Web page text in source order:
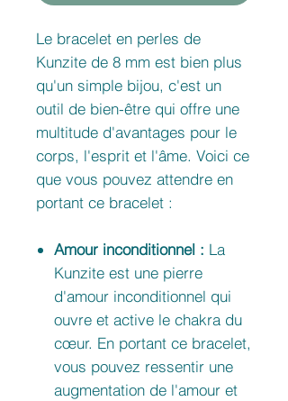
Le bracelet en perles de
Kunzite de 8 mm est bien plus
qu'un simple bijou, c'est un
outil de bien-être qui offre une
multitude d'avantages pour le
corps, l'esprit et l'âme. Voici ce
que vous pouvez attendre en
portant ce bracelet :
Amour inconditionnel : La
Kunzite est une pierre
d'amour inconditionnel qui
ouvre et active le chakra du
cœur. En portant ce bracelet,
vous pouvez ressentir une
augmentation de l'amour et